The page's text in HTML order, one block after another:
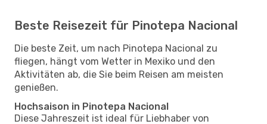
Beste Reisezeit für Pinotepa Nacional
Die beste Zeit, um nach Pinotepa Nacional zu
fliegen, hängt vom Wetter in Mexiko und den
Aktivitäten ab, die Sie beim Reisen am meisten
genießen.
Hochsaison in Pinotepa Nacional
Diese Jahreszeit ist ideal für Liebhaber von